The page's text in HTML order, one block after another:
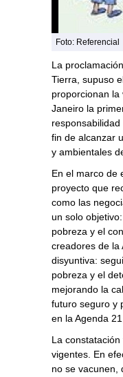
Foto: Referencial
La
Tierra, supuso
proporcionan
Janeiro la
fin de alcanzar
y ambientales
En el marco de
proyecto que
como las
un solo
pobreza y el
creadores de la
disyuntiva:
pobreza y el
mejorando la
futuro seguro y
en la Agenda
La
vigentes. En
no se vacunen,